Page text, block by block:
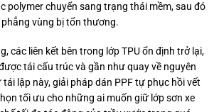
polymer chuyển sang trạng thái mềm, sau đó
vùng bị tổn thương.
các liên kết bên trong lớp TPU ổn định trở lại,
tái cấu trúc và gần như quay về nguyên
lập này, giải pháp dán PPF tự phục hồi vết
tối ưu cho những ai muốn giữ lớp sơn xe